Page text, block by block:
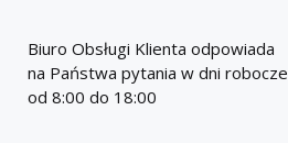
Biuro Obsługi Klienta odpowiada
na Państwa pytania w dni robocze
od 8:00 do 18:00